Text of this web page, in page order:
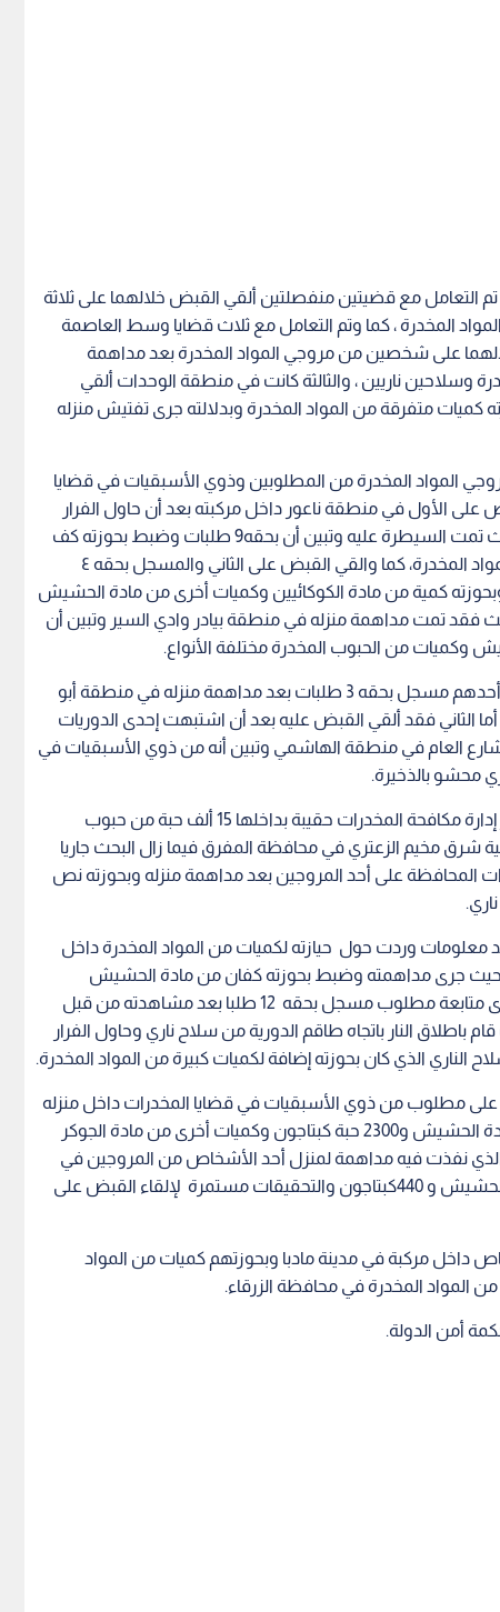
التعامل مع قضيتين منفصلتين ألقي القبض خلالهما على ثلاثة
المخدرة ، كما وتم التعامل مع ثلاث قضايا وسط العاصمة
على شخصين من مروجي المواد المخدرة بعد مداهمة
وسلاحين ناريين ، والثالثة كانت في منطقة الوحدات ألقي
متفرقة من المواد المخدرة وبدلالته جرى تفتيش منزله
المواد المخدرة من المطلوبين وذوي الأسبقيات في قضايا
الأول في منطقة ناعور داخل مركبته بعد أن حاول الفرار
وصدم المركبة العسكرية التابعة للقوة الأمنية حيث تمت السيطرة عليه وتبين أن بحقه9 طلبات وضبط بحوزته كف
من مادة الحشيش وكميات أخرى من الحبوب والمواد المخدرة، كما والقي القبض على الثاني والمسجل بحقه ٤
كمية من مادة الكوكائيين وكميات أخرى من مادة الحشيش
فقد تمت مداهمة منزله في منطقة بيادر وادي السير وتبين أن
وفي شمال العاصمة ألقي القبض على شخصين أحدهم مسجل بحقه 3 طلبات بعد مداهمة منزله في منطقة أبو
الثاني فقد ألقي القبض عليه بعد أن اشتبهت إحدى الدوريات
العام في منطقة الهاشمي وتبين أنه من ذوي الأسبقيات في
محشو بالذخيرة.
وعن باقي محافظات المملكة فقد ضبطت كوادر إدارة مكافحة المخدرات حقيبة بداخلها 15 ألف حبة من حبوب
شرق مخيم الزعتري في محافظة المفرق فيما زال البحث جاريا
المحافظة على أحد المروجين بعد مداهمة منزله وبحوزته نص
وردت حول حيازته لكميات من المواد المخدرة داخل
حيث جرى مداهمته وضبط بحوزته كفان من مادة الحشيش
وكميات أخرى من الحبوب المخدرة ، وفي الرمثا جرى متابعة مطلوب مسجل بحقه 12 طلبا بعد مشاهدته من قبل
النار باتجاه طاقم الدورية من سلاح ناري وحاول الفرار
الناري الذي كان بحوزته إضافة لكميات كبيرة من المواد المخدرة.
مطلوب من ذوي الأسبقيات في قضايا المخدرات داخل منزله
في منطقة القصر وضبط بحوزته ٥ كفوف من مادة الحشيش و2300 حبة كبتاجون وكميات أخرى من مادة الجوكر
نفذت فيه مداهمة لمنزل أحد الأشخاص من المروجين في
محافظة العقبة وعثر داخله على كفين من مادة الحشيش و 440كبتاجون والتحقيقات مستمرة لإلقاء القبض على
مركبة في مدينة مادبا وبحوزتهم كميات من المواد
المواد المخدرة في محافظة الزرقاء.
أمن الدولة.